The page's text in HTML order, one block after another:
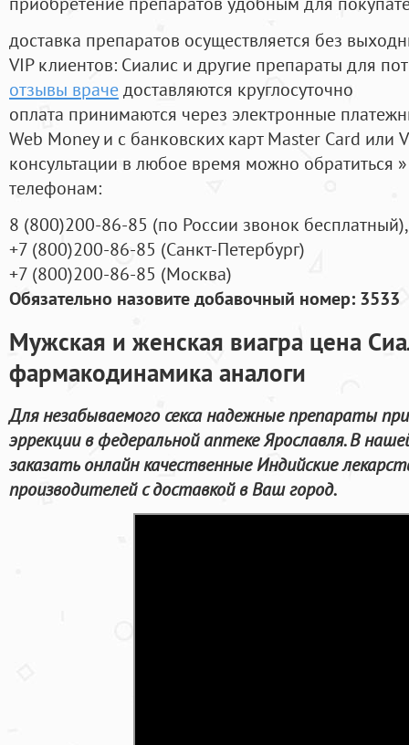
доставка препаратов осуществляется без
VIP клиентов: Сиалис и другие препараты для
отзывы врачедоставляются круглосуточно
оплата принимаются через электронные
Web Money и с банковских карт Master Card или
консультации в любое время можно обратиться
телефонам:
8 (800)200-86-85 (по России звонок бесплатный),
+7 (800)200-86-85 (Санкт-Петербург)
+7 (800)200-86-85 (Москва)
Обязательно назовите добавочный номер: 3533
Мужская и женская виагра цена
фармакодинамика аналоги
Для незабываемого секса надежные препараты
эррекции в федеральной аптеке Ярославля. В
заказать онлайн качественные Индийские
производителей с доставкой в Ваш город.